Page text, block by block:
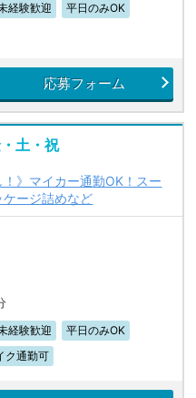
経験歓迎
平日のみOK
応募フォーム
土・祝
！》マイカー通勤OK！スー
ージ詰めなど
経験歓迎
平日のみOK
ク通勤可